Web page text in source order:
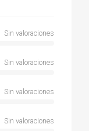
Sin valoraciones
Sin valoraciones
Sin valoraciones
Sin valoraciones